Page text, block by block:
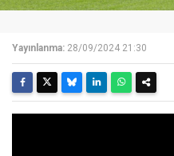
Yayınlanma: 28/09/2024 21:30